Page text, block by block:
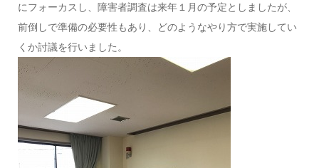
にフォーカスし、障害者調査は来年１月の予定としましたが、
前倒しで準備の必要性もあり、どのようなやり方で実施してい
くか討議を行いました。